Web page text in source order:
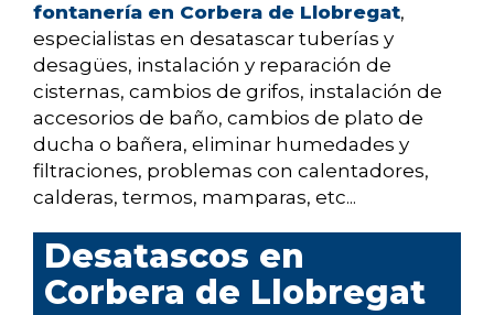
fontanería en Corbera de Llobregat,
especialistas en desatascar tuberías y
desagües, instalación y reparación de
cisternas, cambios de grifos, instalación de
accesorios de baño, cambios de plato de
ducha o bañera, eliminar humedades y
filtraciones, problemas con calentadores,
calderas, termos, mamparas, etc...
Desatascos en
Corbera de Llobregat